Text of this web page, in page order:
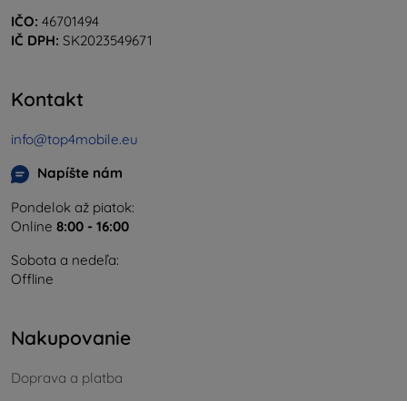
IČO: 46701494
IČ DPH: SK2023549671
Kontakt
info@top4mobile.eu
Napíšte nám
Pondelok až piatok:
Online 8:00 - 16:00
Sobota a nedeľa:
Offline
Nakupovanie
Doprava a platba